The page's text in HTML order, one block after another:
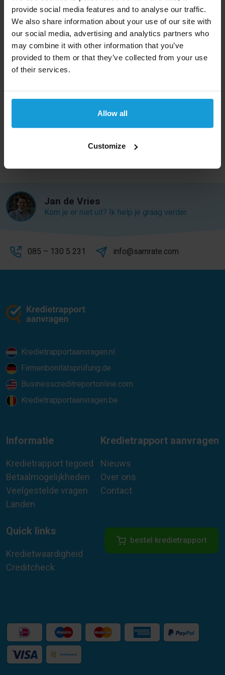
provide social media features and to analyse our traffic.
We also share information about your use of our site with
our social media, advertising and analytics partners who
may combine it with other information that you’ve
provided to them or that they’ve collected from your use
of their services.
Allow all
Customize
van inkomsten voor het land, maar wegens onrust in
de regio is dit niet altijd stabiel.
Een kredietcheck kan wereldwijd
Kredietrapportaanvragen biedt een kredietcheck aan
voor bedrijven uit bijna alle landen in de wereld. Kom
checken. Mocht u een kredietcheck uit een ander
land dan Irak nodig hebben, bekijk dan ons
landen overzicht.
Jan de Vries
Kom je er niet uit? Ik help je graag verder.
085 – 130 5 231 info@samrate.com
Kredietrapportaanvragen.nl
Firmenbonitätsprüfung.de
Businesscreditreportonline.com
Kredietrapportaanvragen.be
Informatie
Kredietrapport tegoed
Betaalmogelijkheden
Veelgestelde vragen
Landen
Kredietrapport aanvragen
Nieuws
Over ons
Contact
Quick links
Kredietwaardigheid
Creditcheck
bestel kredietrapport